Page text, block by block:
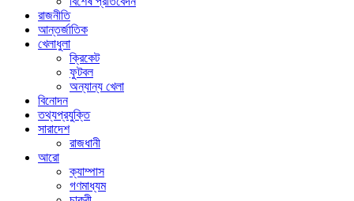
রাজনীতি
আন্তর্জাতিক
খেলাধুলা
ক্রিকেট
ফুটবল
অন্যান্য খেলা
বিনোদন
তথ্যপ্রযুক্তি
সারাদেশ
রাজধানী
আরো
ক্যাম্পাস
গণমাধ্যম